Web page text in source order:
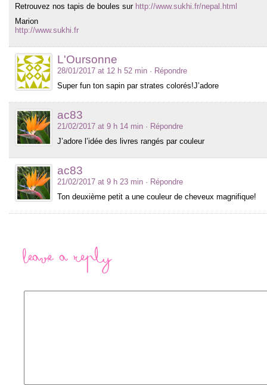
Retrouvez nos tapis de boules sur http://www.sukhi.fr/nepal.html
Marion
http://www.sukhi.fr
L'Oursonne
28/01/2017 at 12 h 52 min · Répondre
Super fun ton sapin par strates colorés!J’adore
ac83
21/02/2017 at 9 h 14 min · Répondre
J’adore l’idée des livres rangés par couleur
ac83
21/02/2017 at 9 h 23 min · Répondre
Ton deuxième petit a une couleur de cheveux magnifique!
Leave a Reply